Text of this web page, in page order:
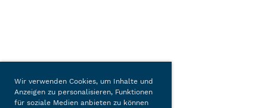
Wir verwenden Cookies, um Inhalte und
Anzeigen zu personalisieren, Funktionen
für soziale Medien anbieten zu können